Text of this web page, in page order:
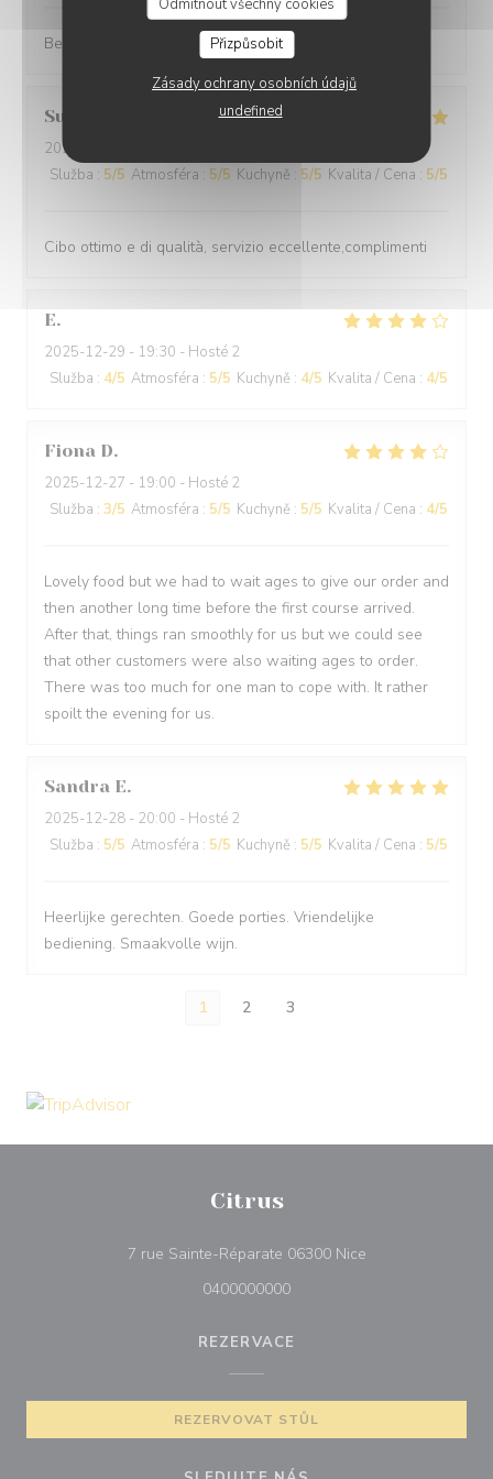
Odmítnout všechny cookies
Přizpůsobit
Zásady ochrany osobních údajů
undefined
Best cuisine in old Nice.
Suraci
2025-12-31
Služba : 5/5 Atmosféra : 5/5 Kuchyně : 5/5 Kvalita / Cena : 5/5
Cibo ottimo e di qualità, servizio eccellente,complimenti
E
2025-12-29 - 19:30 - Hosté 2
Služba : 4/5 Atmosféra : 5/5 Kuchyně : 4/5 Kvalita / Cena : 4/5
Fiona D
2025-12-27 - 19:00 - Hosté 2
Služba : 3/5 Atmosféra : 5/5 Kuchyně : 5/5 Kvalita / Cena : 4/5
Lovely food but we had to wait ages to give our order and
then another long time before the first course arrived.
After that, things ran smoothly for us but we could see
that other customers were also waiting ages to order.
There was too much for one man to cope with. It rather
spoilt the evening for us.
Sandra E
2025-12-28 - 20:00 - Hosté 2
Služba : 5/5 Atmosféra : 5/5 Kuchyně : 5/5 Kvalita / Cena : 5/5
Heerlijke gerechten. Goede porties. Vriendelijke
bediening. Smaakvolle wijn.
1 2 3
Citrus
7 rue Sainte-Réparate 06300 Nice((otevře se v
0400000000
REZERVACE
REZERVOVAT STŮL